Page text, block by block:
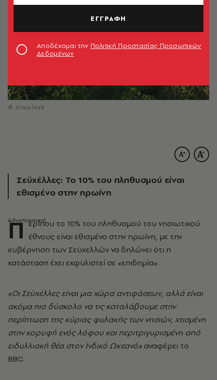
© Unsplash
Σεϋχέλλες: Το 10% του πληθυσμού είναι
εθισμένο στην ηρωίνη
Π ερίπου το 10% του πληθυσμού του νησιωτικού
έθνους είναι εθισμένο στην ηρωίνη, με την
κυβέρνηση των Σεϋχελλών να δηλώνει ότι η
κατάσταση έχει εκφυλιστεί σε «επιδημία».
«Οι Σεϋχέλλες είναι μια χώρα αντιφάσεων, αλλά είναι
ακόμα πιο δύσκολο να τις καταλάβουμε στην
περίπτωση της κύριας φυλακής των νησιών, χτισμένη
στην κορυφή ενός λόφου και περιτριγυρισμένη από
ειδυλλιακή θέα στον Ινδικό Ωκεανό» αναφέρει το
BBC.
ΕΓΓΡΑΦΗ
Αποδέχομαι την Πολιτική Προστασίας Προσωπικών
Δεδομένων